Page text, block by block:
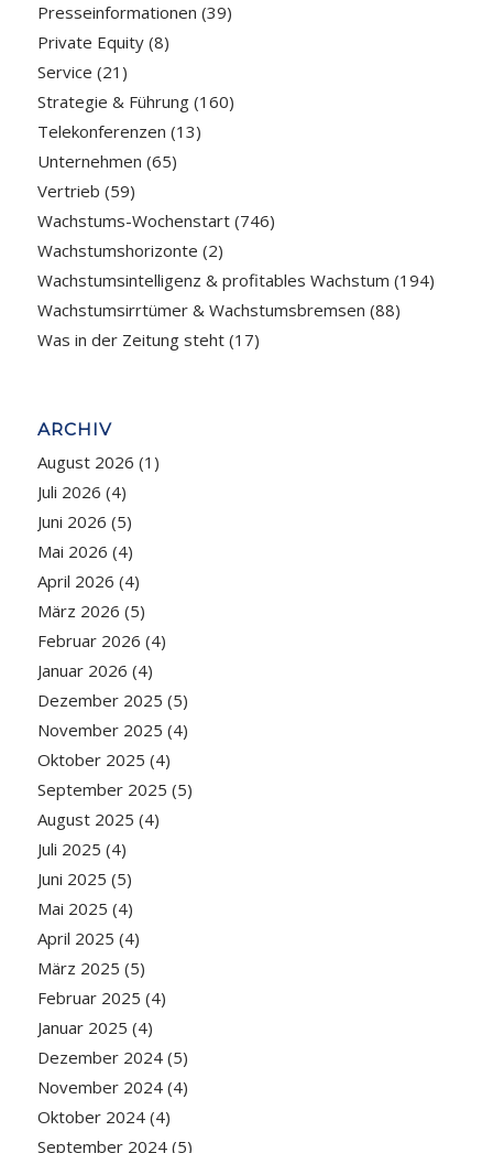
Presseinformationen (39)
Private Equity(8)
Service (21)
Strategie & Führung(160)
Telekonferenzen (13)
Unternehmen (65)
Vertrieb (59)
Wachstums-Wochenstart(746)
Wachstumshorizonte (2)
Wachstumsintelligenz & profitables Wachstum (194)
Wachstumsirrtümer & Wachstumsbremsen (88)
Was in der Zeitung steht(17)
ARCHIV
August 2026 (1)
Juli 2026 (4)
Juni 2026 (5)
Mai 2026 (4)
April 2026 (4)
März 2026 (5)
Februar 2026 (4)
Januar 2026 (4)
Dezember 2025 (5)
November 2025 (4)
Oktober 2025 (4)
September 2025 (5)
August 2025 (4)
Juli 2025 (4)
Juni 2025 (5)
Mai 2025 (4)
April 2025 (4)
März 2025 (5)
Februar 2025 (4)
Januar 2025 (4)
Dezember 2024(5)
November 2024(4)
Oktober 2024(4)
September 2024(5)